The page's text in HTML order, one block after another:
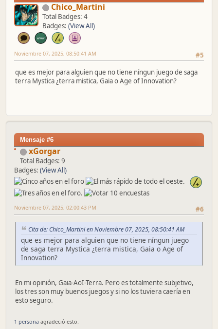
Chico_Martini
Total Badges: 4
Badges: (View All)
#5
Noviembre 07, 2025, 08:50:41 AM
que es mejor para alguien que no tiene níngun juego de saga
terra Mystica ¿terra mistica, Gaia o Age of Innovation?
Mensaje #6
xGorgar
Total Badges: 9
Badges: (View All)
#6
Noviembre 07, 2025, 02:00:43 PM
Cita de: Chico_Martini en Noviembre 07, 2025, 08:50:41 AM
que es mejor para alguien que no tiene níngun juego
de saga terra Mystica ¿terra mistica, Gaia o Age of
Innovation?
En mi opinión, Gaia-AoI-Terra. Pero es totalmente subjetivo,
los tres son muy buenos juegos y si no los tuviera caería en
esto seguro.
1 persona agradeció esto.